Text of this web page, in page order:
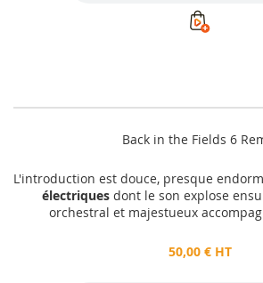
Back in the Fields 6
L'introduction est douce, presque
électriquesdont le son explose
orchestral et majestueux
50,00 € HT